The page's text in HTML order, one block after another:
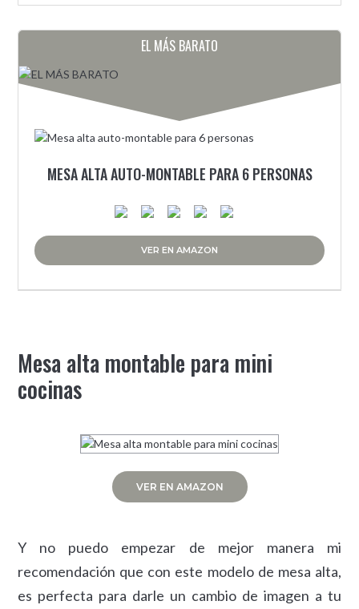
EL MÁS BARATO
MESA ALTA AUTO-MONTABLE PARA 6 PERSONAS
VER EN AMAZON
Mesa alta montable para mini
cocinas
VER EN AMAZON
Y no puedo empezar de mejor manera mi
recomendación que con este modelo de mesa alta,
es perfecta para darle un cambio de imagen a tu